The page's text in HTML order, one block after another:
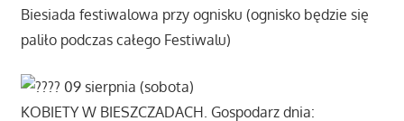
Biesiada festiwalowa przy ognisku (ognisko będzie się
paliło podczas całego Festiwalu)
09 sierpnia (sobota)
KOBIETY W BIESZCZADACH. Gospodarz dnia: